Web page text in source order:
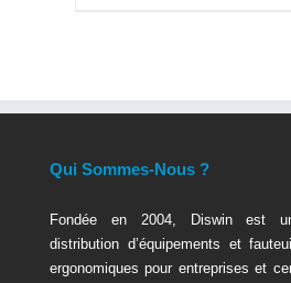
Qui Sommes-Nous ?
Fondée en 2004, Diswin est
distribution d’équipements et
ergonomiques pour entreprises et